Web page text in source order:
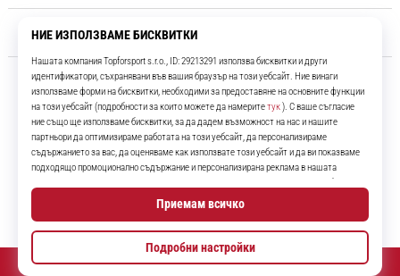
11teamsports.bg
Повече от 16 години ние сме ваши съотборници, представяйки ви
най-добрите и най-новите футболни продукти.
InstagramYouTube
Обслужване на клиенти